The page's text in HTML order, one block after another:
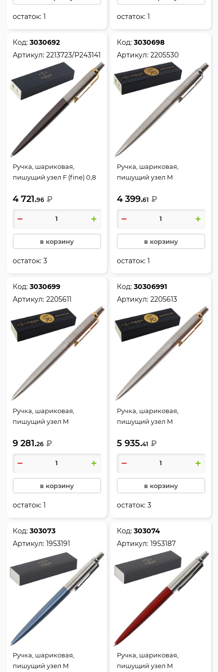
остаток:1 остаток:1
Код:3030692
Артикул:2213723/P243141
Ручка, шариковая,
пишущий узел F (fine) 0,8
чернил синий, Grey GT,
Jotter, Parker,
2213723/P243141
4 721.96 ₽
в корзину
остаток:3
Код:3030698
Артикул:2205530
Ручка, шариковая,
пишущий узел M
круглый, цвет чернил
синий, 70th Stainless Steel
CT, Jotter, Parker, 2205530
4 399.61 ₽
в корзину
остаток:1
Код:3030699
Артикул:2205611
Ручка, шариковая,
пишущий узел M
круглый, цвет чернил
синий, 70th Stainless Steel
GT, Jotter, Parker, 2205611
9 281.26 ₽
в корзину
остаток:1
Код:30306991
Артикул:2205613
Ручка, шариковая,
пишущий узел M
чернил черный, 70th
Stainless Steel GT, Jotter,
Parker, 2205613
5 935.41 ₽
в корзину
остаток:3
Код:303073
Артикул:1953191
Ручка, шариковая,
пишущий узел M
Код:303074
Артикул:1953187
Ручка, шариковая,
пишущий узел M